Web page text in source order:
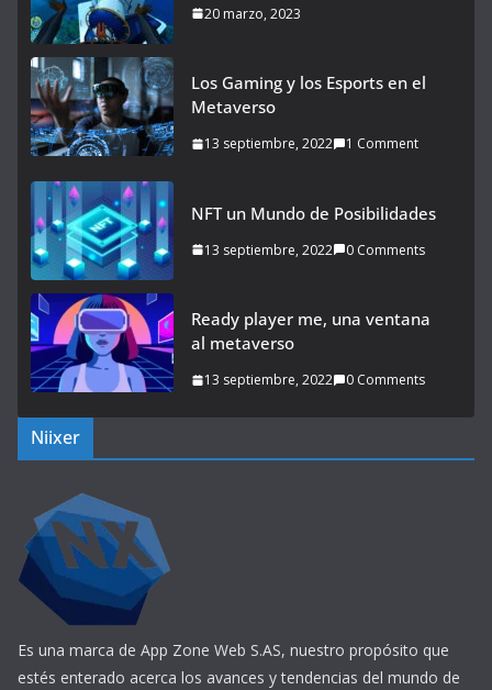
20 marzo, 2023
Los Gaming y los Esports en el
Metaverso
13 septiembre, 2022 1 Comment
NFT un Mundo de Posibilidades
13 septiembre, 2022 0 Comments
Ready player me, una ventana
al metaverso
13 septiembre, 2022 0 Comments
Niixer
Es una marca de App Zone Web S.AS, nuestro propósito que
estés enterado acerca los avances y tendencias del mundo de